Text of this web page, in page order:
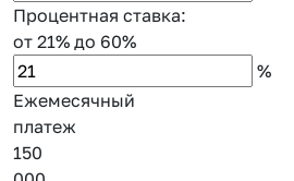
Процентная ставка:
от 21% до 60%
%
Ежемесячный
платеж
150